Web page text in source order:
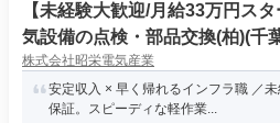
【未経験大歓迎/月給33万円ス
気設備の点検・部品交換(柏)(千
株式会社昭栄電気産業
安定収入 × 早く帰れるインフラ職 ／
保証。スピーディな軽作業...